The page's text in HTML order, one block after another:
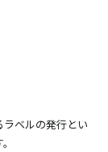
ベルの発行とい